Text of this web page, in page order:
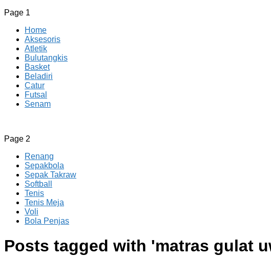
Page 1
Home
Aksesoris
Atletik
Bulutangkis
Basket
Beladiri
Catur
Futsal
Senam
CV JAYA BERSAMA Co Id
Menyediakan Semua Perlengkapan Olahraga Yang Lengkap, Berkualitas
Page 2
Renang
Sepakbola
Sepak Takraw
Softball
Tenis
Tenis Meja
Voli
Bola Penjas
Posts tagged with 'matras gulat